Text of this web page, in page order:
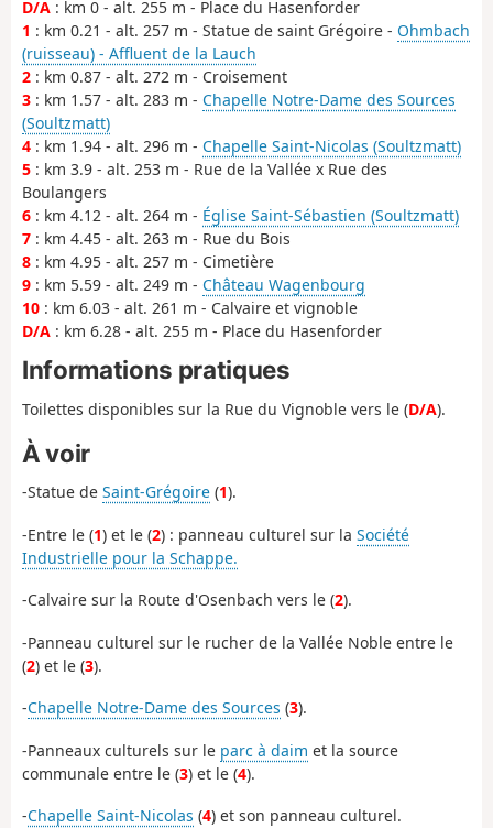
D/A : km 0 - alt. 255 m - Place du Hasenforder
1 : km 0.21 - alt. 257 m - Statue de saint Grégoire - Ohmbach
(ruisseau) - Affluent de la Lauch
2 : km 0.87 - alt. 272 m - Croisement
3 : km 1.57 - alt. 283 m - Chapelle Notre-Dame des Sources
(Soultzmatt)
4 : km 1.94 - alt. 296 m - Chapelle Saint-Nicolas (Soultzmatt)
5 : km 3.9 - alt. 253 m - Rue de la Vallée x Rue des
Boulangers
6 : km 4.12 - alt. 264 m - Église Saint-Sébastien (Soultzmatt)
7 : km 4.45 - alt. 263 m - Rue du Bois
8 : km 4.95 - alt. 257 m - Cimetière
9 : km 5.59 - alt. 249 m - Château Wagenbourg
10 : km 6.03 - alt. 261 m - Calvaire et vignoble
D/A : km 6.28 - alt. 255 m - Place du Hasenforder
Informations pratiques
Toilettes disponibles sur la Rue du Vignoble vers le (D/A).
À voir
-Statue de Saint-Grégoire (1).
-Entre le (1) et le (2) : panneau culturel sur la Société
Industrielle pour la Schappe.
-Calvaire sur la Route d'Osenbach vers le (2).
-Panneau culturel sur le rucher de la Vallée Noble entre le
(2) et le (3).
-Chapelle Notre-Dame des Sources (3).
-Panneaux culturels sur le parc à daim et la source
communale entre le (3) et le (4).
-Chapelle Saint-Nicolas (4) et son panneau culturel.